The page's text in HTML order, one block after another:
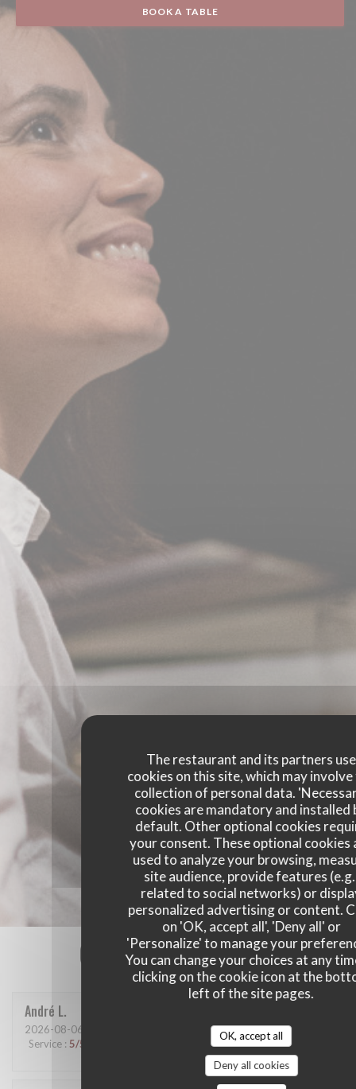
The restaurant and its partners use
cookies on this site, which may
collection of personal data.
cookies are mandatory and installed
default. Other optional cookies
your consent. These optional cookies
used to analyze your browsing,
site audience, provide features
related to social networks) or
personalized advertising or content.
on 'OK, accept all', 'Deny all' or
'Personalize' to manage your
You can change your choices at any
clicking on the cookie icon at the
left of the site pages.
OK, accept all
Deny all cookies
BOOK A TABLE
Our customer ratings
André L
2026-08-06
Service : 5/5 /5 Value:4/5